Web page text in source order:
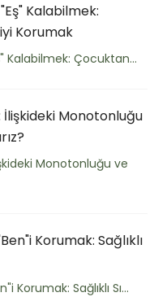
Kalabilmek:
Korumak
Kalabilmek: Çocuktan...
İlişkideki Monotonluğu
Monotonluğu ve
Korumak: Sağlıklı
Korumak: Sağlıklı Sı...